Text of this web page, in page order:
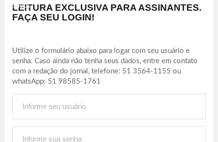
Previous
LEITURA EXCLUSIVA PARA ASSINANTES.
FAÇA SEU LOGIN!
Utilize o formulário abaixo para logar com seu usuário e
senha. Caso ainda não tenha seus dados, entre em contato
com a redação do jornal, telefone: 51 3564-1155 ou
whatsApp: 51 98585-1761